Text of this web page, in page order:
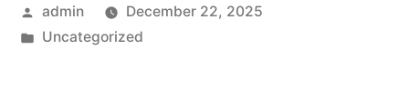
Masyarakat
Posted
by
admin
December 22, 2025
Posted
Uncategorized